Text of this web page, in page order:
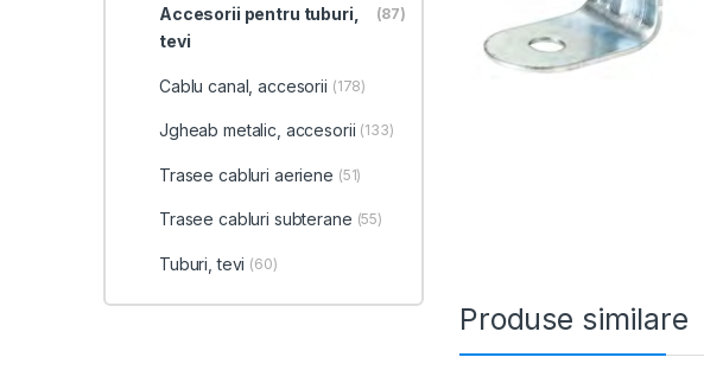
Produse similare
Accesorii pentru tuburi,
tevi
(87)
Cablu canal, accesorii (178)
Jgheab metalic, accesorii (133)
Trasee cabluri aeriene (51)
Trasee cabluri subterane (55)
Tuburi, tevi (60)